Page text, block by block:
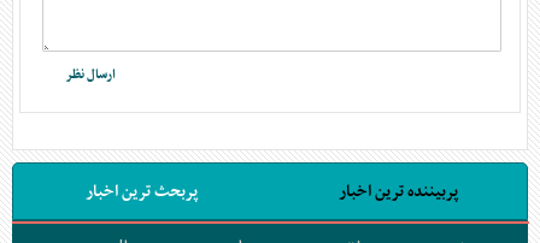
پربیننده ترین اخبار پربحث ترین اخبار